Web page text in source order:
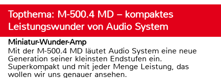
Topthema: M-500.4 MD – kompaktes
Leistungswunder von Audio System
Miniatur-Wunder-Amp
Mit der M-500.4 MD läutet Audio System eine neue
Generation seiner kleinsten Endstufen ein.
Superkompakt und mit jeder Menge Leistung, das
wollen wir uns genauer ansehen.